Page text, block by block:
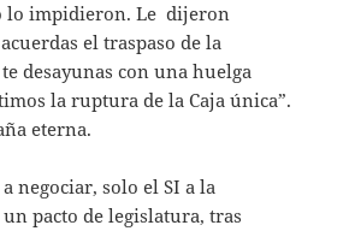
lo impidieron. Le dijeron
el traspaso de la
desayunas con una huelga
la ruptura de la Caja única”.
eterna.
negociar, solo el SI a la
pacto de legislatura, tras